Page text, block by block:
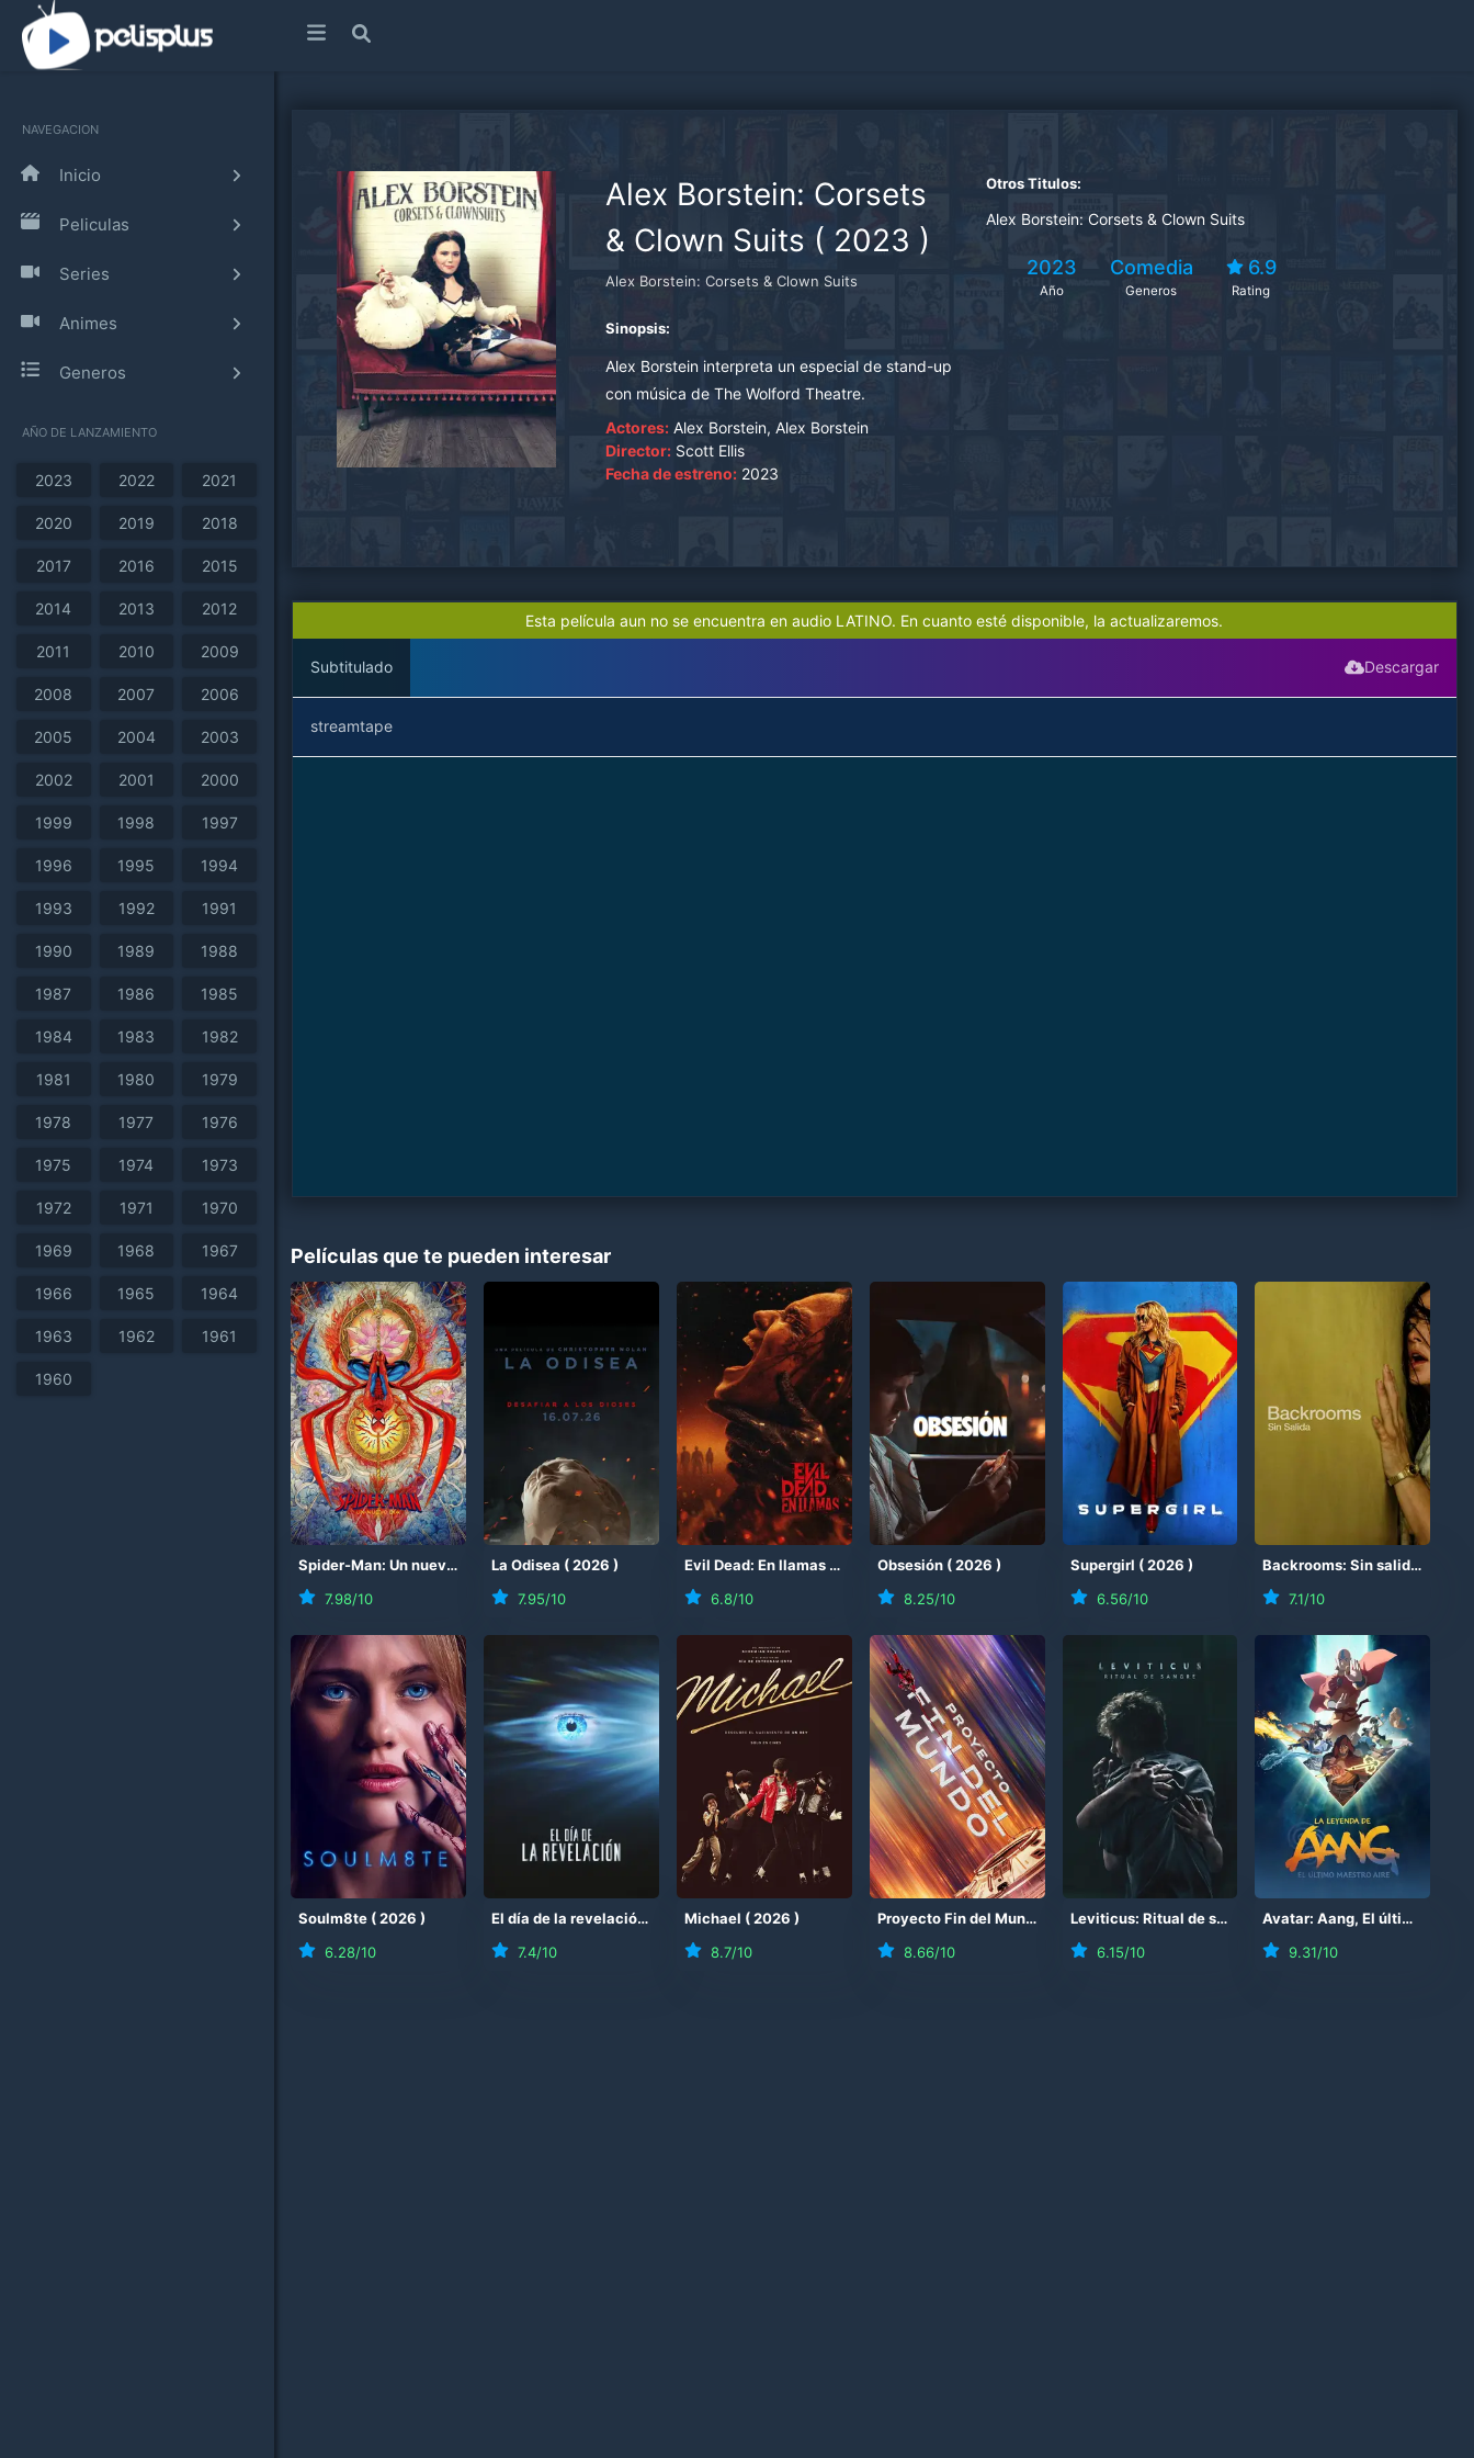
NAVEGACION
Inicio
Peliculas
Series
Animes
Generos
AÑO DE LANZAMIENTO
2023 2022 2021
2020 2019 2018
2017 2016 2015
2014 2013 2012
2011 2010 2009
2008 2007 2006
2005 2004 2003
2002 2001 2000
1999 1998 1997
1996 1995 1994
1993 1992 1991
1990 1989 1988
1987 1986 1985
1984 1983 1982
1981 1980 1979
1978 1977 1976
1975 1974 1973
1972 1971 1970
1969 1968 1967
1966 1965 1964
1963 1962 1961
1960
Alex Borstein: Corsets
& Clown Suits ( 2023 )
Alex Borstein: Corsets & Clown Suits
Sinopsis:
Alex Borstein interpreta un especial de stand-up
con música de The Wolford Theatre.
Actores: Alex Borstein, Alex Borstein
Director: Scott Ellis
Fecha de estreno: 2023
Otros Titulos:
Alex Borstein: Corsets & Clown Suits
2023
Año
Comedia
Generos
6.9
Rating
Esta película aun no se encuentra en audio LATINO. En cuanto esté disponible, la actualizaremos.
Subtitulado Descargar
streamtape
Películas que te pueden interesar
Spider-Man: Un nuevo día (2026)
7.98/10
La Odisea (2026 )
7.95/10
Evil Dead: En llamas (2026
)
6.8/10
Obsesión (2026 )
8.25/10
Supergirl (2026 )
6.56/10
Backrooms: Sin salida
7.1/10
Soulm8te (2026 )
6.28/10
El día de la revelación 2026)
7.4/10
Michael (2026 )
8.7/10
Proyecto Fin del Mundo 2026)
8.66/10
Leviticus: Ritual de sangre (2026)
6.15/10
Avatar: Aang, El último Maestro Aire
9.31/10